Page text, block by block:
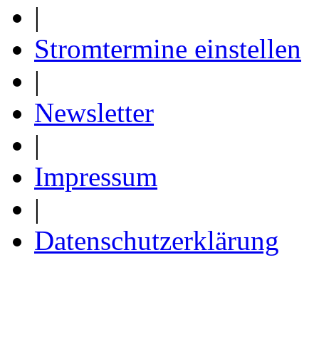
|
Stromtermine einstellen
|
Newsletter
|
Impressum
|
Datenschutzerklärung